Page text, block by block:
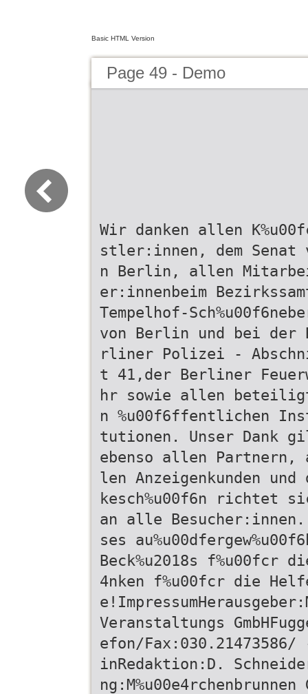
Basic HTML Version
Page 49 - Demo
Wir danken allen
stler:innen, dem Senat
n Berlin, allen
er:innenbeim
Tempelhof-
von Berlin und bei der
rliner Polizei -
t 41,der Berliner
hr sowie allen
n %u00f6ffentlichen
tutionen. Unser Dank
ebenso allen Partnern,
len Anzeigenkunden und
kesch%u00f6n richtet
an alle
ses
Beck%u2018s f%u00fcr
4nken f%u00fcr die
Veranstaltungs
efon/
inRedaktion:D.